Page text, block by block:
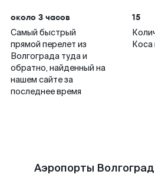
около 3 часов
Самый быстрый
прямой перелет из
Волгограда туда и
обратно, найденный на
нашем сайте за
последнее время
15
Коса
Аэропорты